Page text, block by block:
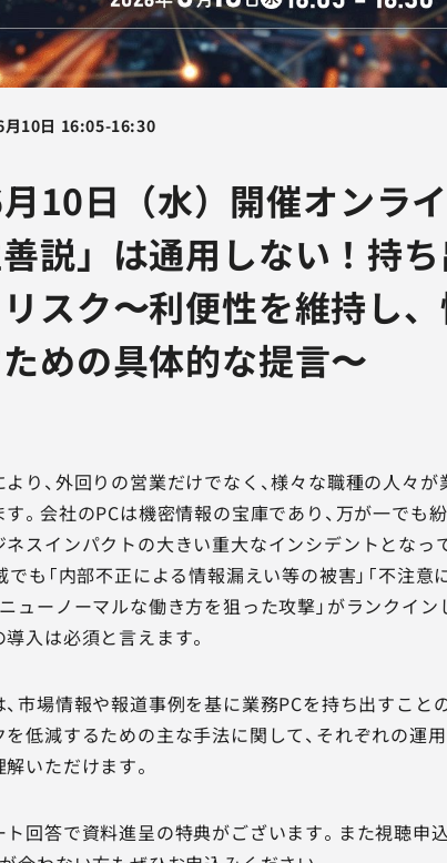
10日 16:05-16:30
10日（水）開催オンライ
説」は通用しない！持
スク〜利便性を維持し
めの具体的な提言〜
り、外回りの営業だけでなく、様々な職種の人々
。会社のPCは機密情報の宝庫であり、万が一でも
スインパクトの大きい重大なインシデントとなっ
も「内部不正による情報漏えい等の被害」「不注意
ューノーマルな働き方を狙った攻撃」がランクイン
入は必須と言えます。
市場情報や報道事例を基に業務PCを持ち出すこと
低減するための主な手法に関して、それぞれの運用
いただけます。
回答で資料進呈の特典がございます。また視聴申